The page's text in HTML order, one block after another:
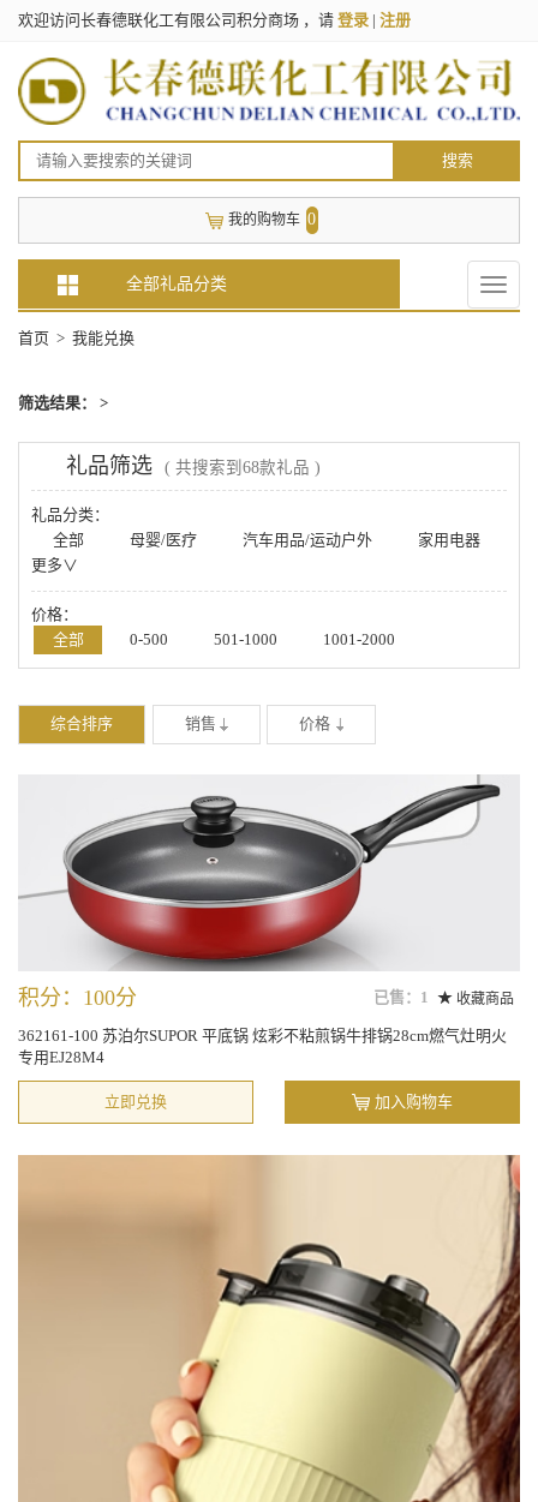
欢迎访问长春德联化工有限公司积分商场 ，请 登录 | 注册
搜索
我的购物车 0
全部礼品分类
Toggle
首页 > 我能兑换
筛选结果： >
礼品筛选 ( 共搜索到68款礼品 )
礼品分类：
全部
母婴/医疗 汽车用品/运动户外
家用电器
数码/手机
更多∨
价格：
全部
0-500 501-1000
1001-2000
2001-4000
4001-20000 -
综合排序 销售 价格
已售：1 收藏商品
积分：100分
362161-100 苏泊尔SUPOR 平底锅 炫彩不粘煎锅牛排锅28cm燃气灶明火
专用EJ28M4
立即兑换 加入购物车